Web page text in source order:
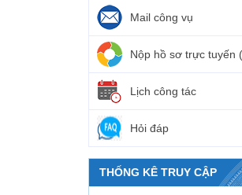
Mail công vụ
Nộp hồ sơ trực tuyến
Lịch công tác
Hỏi đáp
THỐNG KÊ TRUY CẬP